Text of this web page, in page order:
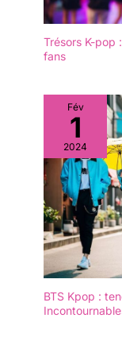
Trésors K-pop
fans
Fév
1
2024
BTS Kpop :